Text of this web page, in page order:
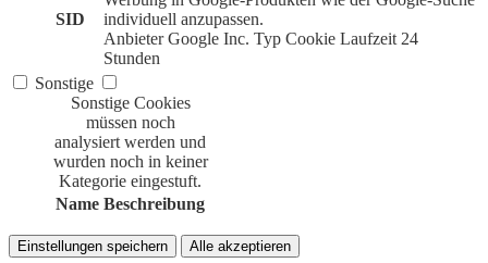
SID
individuell anzupassen.
Anbieter Google Inc. Typ Cookie Laufzeit 24
Stunden
Sonstige
Sonstige Cookies
müssen noch
analysiert werden und
wurden noch in keiner
Kategorie eingestuft.
Name Beschreibung
Einstellungen speichern Alle akzeptieren